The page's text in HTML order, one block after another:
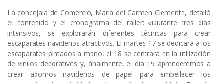
La concejala de Comercio, María del Carmen Clemente, detalló
el contenido y el cronograma del taller: «Durante tres días
intensivos, se explorarán diferentes técnicas para crear
escaparates navideños atractivos. El martes 17 se dedicará a los
escaparates pintados a mano, el 18 se centrará en la utilización
de vinilos decorativos y, finalmente, el día 19 aprenderemos a
crear adornos navideños de papel para embellecer los